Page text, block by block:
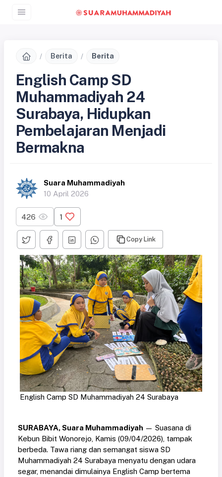
Berita Berita
English Camp SD
Muhammadiyah 24
Surabaya, Hidupkan
Pembelajaran Menjadi
Bermakna
Suara Muhammadiyah
10 April 2026
426 1
Copy Link
English Camp SD Muhammadiyah 24 Surabaya
SURABAYA, Suara Muhammadiyah — Suasana di
Kebun Bibit Wonorejo, Kamis (09/04/2026), tampak
berbeda. Tawa riang dan semangat siswa SD
Muhammadiyah 24 Surabaya menyatu dengan udara
segar, menandai dimulainya English Camp bertema